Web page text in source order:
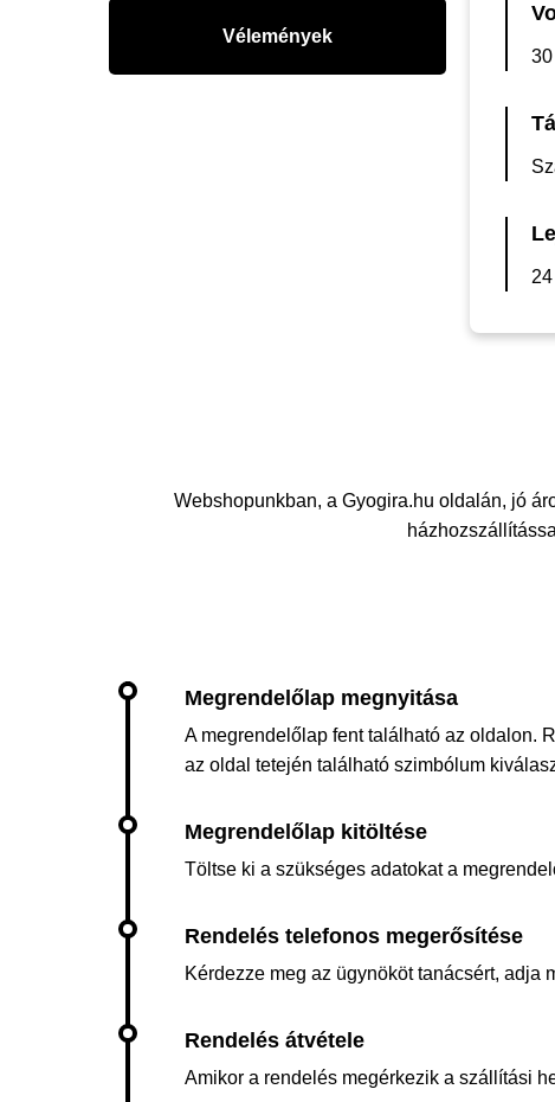
Vélemények
Webshopunkban, a Gyogira.hu oldalán, jó
A megrendelőlap fent található az oldalon.
az oldal tetején található szimbólum
Töltse ki a szükséges adatokat a
Kérdezze meg az ügynököt tanácsért, adja
Amikor a rendelés megérkezik a szállítási